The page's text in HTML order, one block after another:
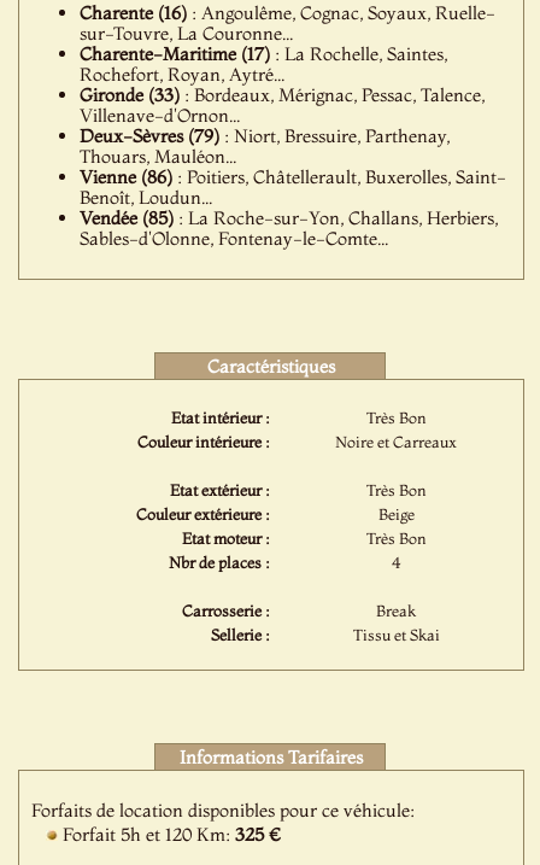
Charente (16) : Angoulême, Cognac, Soyaux, Ruelle-
sur-Touvre, La Couronne...
Charente-Maritime (17) : La Rochelle, Saintes,
Rochefort, Royan, Aytré...
Gironde (33) : Bordeaux, Mérignac, Pessac, Talence,
Villenave-d'Ornon...
Deux-Sèvres (79) : Niort, Bressuire, Parthenay,
Thouars, Mauléon...
Vienne (86) : Poitiers, Châtellerault, Buxerolles, Saint-
Benoît, Loudun...
Vendée (85) : La Roche-sur-Yon, Challans, Herbiers,
Sables-d'Olonne, Fontenay-le-Comte...
Caractéristiques
Etat intérieur :
Très Bon
Couleur intérieure :
Noire et Carreaux
Etat extérieur :
Très Bon
Couleur extérieure :
Beige
Etat moteur :
Très Bon
Nbr de places :
4
Carrosserie :
Break
Sellerie :
Tissu et Skai
Informations Tarifaires
Forfaits de location disponibles pour ce véhicule:
Forfait 5h et 120 Km:325 €